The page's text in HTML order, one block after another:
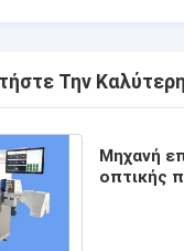
Την Καλύτερη
Μηχανή
οπτικής